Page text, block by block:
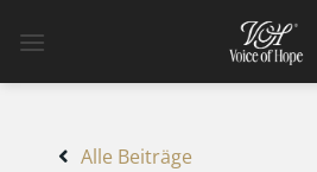
Inhalt
Alle Beiträge